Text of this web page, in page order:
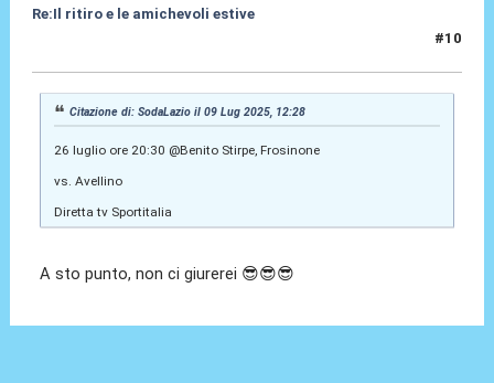
Re:Il ritiro e le amichevoli estive
#10
Citazione di: SodaLazio il 09 Lug 2025, 12:28
26 luglio ore 20:30 @Benito Stirpe, Frosinone
vs. Avellino
Diretta tv Sportitalia
A sto punto, non ci giurerei 😎😎😎